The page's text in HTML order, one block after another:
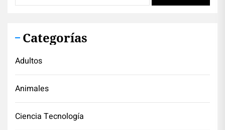
Categorías
Adultos
Animales
Ciencia Tecnología